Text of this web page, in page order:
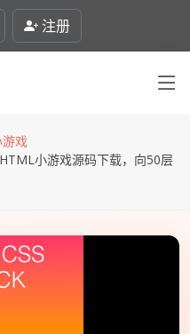
注册
戏
小游戏源码下载，向50层